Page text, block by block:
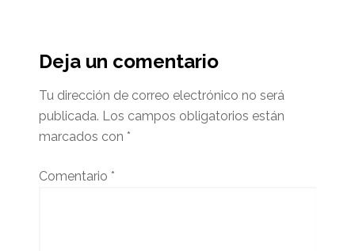
del
lector
Deja un comentario
Tu dirección de correo electrónico no será
publicada. Los campos obligatorios están
marcados con *
Comentario *